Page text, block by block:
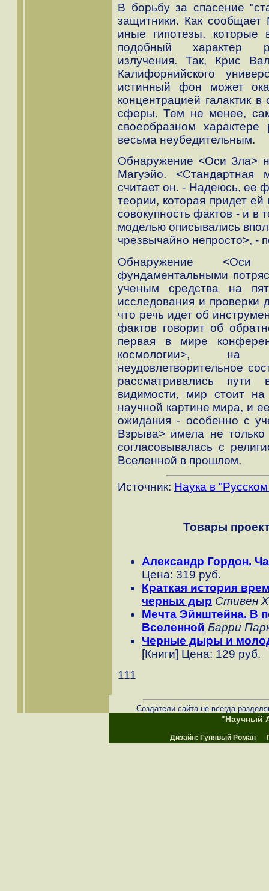
В борьбу за спасение
защитники. Как
иные гипотезы, которые
подобный характер
излучения. Так, Крис
Калифорнийского
истинный фон может
концентрацией галактик
сферы. Тем не менее,
своеобразном характере
весьма неубедительным.
Обнаружение <Оси Зла>
Магуэйо.
считает он. - Надеюсь, ее
теории, которая придет
совокупность фактов - и в
моделью описывались
чрезвычайно непросто>, -
Обнаружение
фундаментальными
ученым средства на
исследования и проверки
что речь идет об
фактов говорит об
первая в мире
космологии>, на
неудовлетворительное
рассматривались
видимости, мир стоит
научной картине мира, и
ожидания - особенно с
Взрыва> имела не
согласовывалась с
Вселенной в прошлом.
Источник: Наука в
Товары
Александр Гордон.
Цена: 319 руб.
Краткая история
черных дыр Стивен
Мечта Эйнштейна. В
Вселенной Барри
Черные дыры и
[Книги] Цена: 129 руб.
111
Создатели сайта не всегда
"Научный
Дизайн: Гунявый Роман